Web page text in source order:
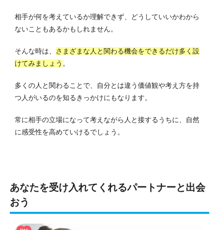
相手が何を考えているか理解できず、どうしていいかわから
ないこともあるかもしれません。
そんな時は、 さまざまな人と関わる機会をできるだけ多く設
けてみましょう 。
多くの人と関わることで、自分とは違う価値観や考え方を持
つ人がいるのを知るきっかけにもなります。
常に相手の立場になって考えながら人と接するうちに、自然
に感受性を高めていけるでしょう。
あなたを受け入れてくれるパートナーと出会
おう